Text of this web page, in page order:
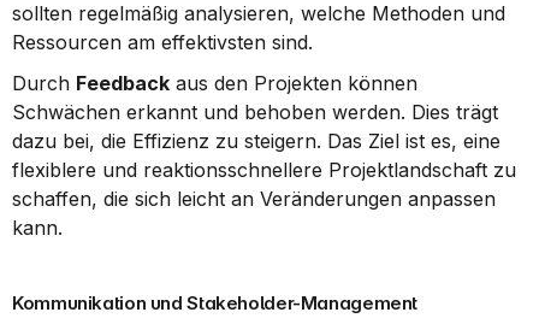
sollten regelmäßig analysieren, welche Methoden und
Ressourcen am effektivsten sind.
Durch Feedback aus den Projekten können
Schwächen erkannt und behoben werden. Dies trägt
dazu bei, die Effizienz zu steigern. Das Ziel ist es, eine
flexiblere und reaktionsschnellere Projektlandschaft zu
schaffen, die sich leicht an Veränderungen anpassen
kann.
Kommunikation und Stakeholder-Management